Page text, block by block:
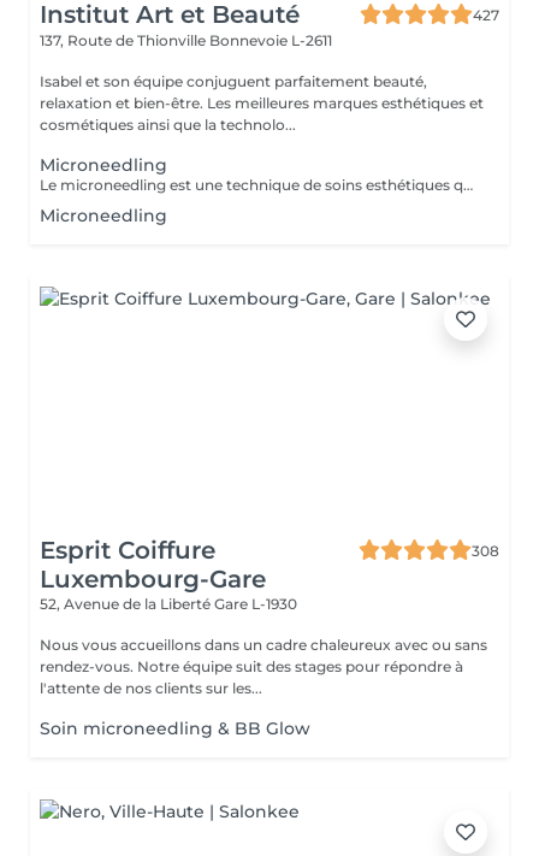
Institut Art et Beauté
427
137, Route de Thionville Bonnevoie L-2611
Isabel et son équipe conjuguent parfaitement beauté,
relaxation et bien-être. Les meilleures marques esthétiques et
cosmétiques ainsi que la technolo...
Microneedling
Le microneedling est une technique de soins esthétiques qui stimule naturellement la production de collagène et d'élastine. Améliorer la texture de la peau Réduire les pores dilatés Atténuer les ridules Diminuer les cicatrices d'acné ou les taches pigmentaires Une technique douce et efficace, adaptée à tous les types de peau. Utilisation de sérums professionnels pour un résultat optimal Conseil personnalisé avant chaque séance. Offrez à votre peau un teint plus lisse, uniforme et lumineux
Microneedling
Esprit Coiffure
Luxembourg-Gare
308
52, Avenue de la Liberté Gare L-1930
Nous vous accueillons dans un cadre chaleureux avec ou sans
rendez-vous. Notre équipe suit des stages pour répondre à
l'attente de nos clients sur les...
Soin microneedling & BB Glow